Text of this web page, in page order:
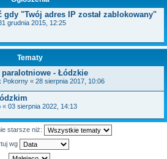
gdy "Twój adres IP został zablokowany"
grudnia 2015, 12:25
Tematy
- Łódzkie
Pokorny « 28 sierpnia 2017, 10:06
« 03 sierpnia 2022, 14:13
starsze niż:
wg